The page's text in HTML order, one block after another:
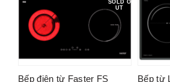
SOLD O
UT
Bếp điện từ Faster FS
Bếp từ